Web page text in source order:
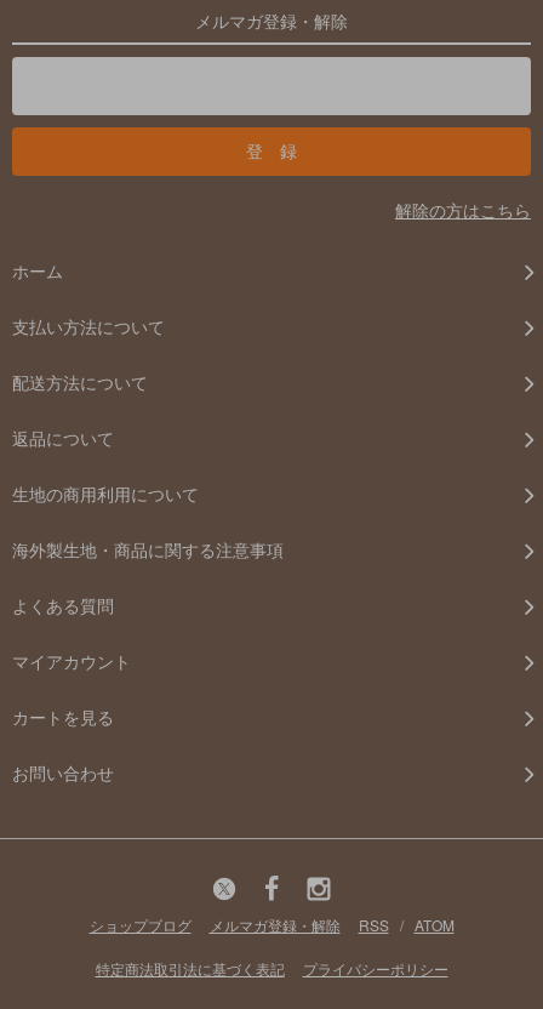
メルマガ登録・解除
解除の方はこちら
ホーム
支払い方法について
配送方法について
返品について
生地の商用利用について
海外製生地・商品に関する注意事項
よくある質問
マイアカウント
カートを見る
お問い合わせ
ショップブログ メルマガ登録・解除 RSS / ATOM
特定商法取引法に基づく表記 プライバシーポリシー